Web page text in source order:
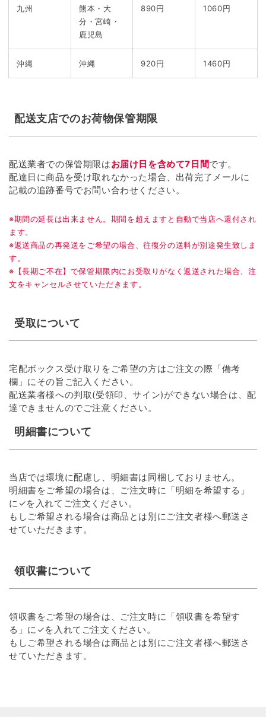
九州
熊本・大
分・宮崎・
鹿児島
890円 1060円
沖縄 沖縄 920円 1460円
配送支店でのお荷物保管期限
配送業者での保管期限はお届け日を含めて7日間です。
配達日に商品を受け取れなかった場合、出荷完了メールに
記載の追跡番号でお問い合わせください。
※期間の延長は出来ません。期間を超えますと自動で当店へ還付され
ます。
※返送商品の再発送をご希望の場合、往復分の送料が別途発生致しま
す。
※【長期ご不在】で保管期限内にお受取りがなく返送された場合、注
文をキャンセルさせていただきます。
受取について
宅配ボックス受け取りをご希望の方はご注文の際「備考
欄」にその旨ご記入ください。
配送業者様への判取(受領印、サイン)ができない場合は、配
達できませんのでご注意ください。
明細書について
当店では環境に配慮し、明細書は同梱しておりません。
明細書をご希望の場合は、ご注文時に「明細を希望する」
に✓を入れてご注文ください。
もしご希望される場合は商品とは別にご注文者様へ郵送さ
せていただきます。
領収書について
領収書をご希望の場合は、ご注文時に「領収書を希望す
る」に✓を入れてご注文ください。
もしご希望される場合は商品とは別にご注文者様へ郵送さ
せていただきます。